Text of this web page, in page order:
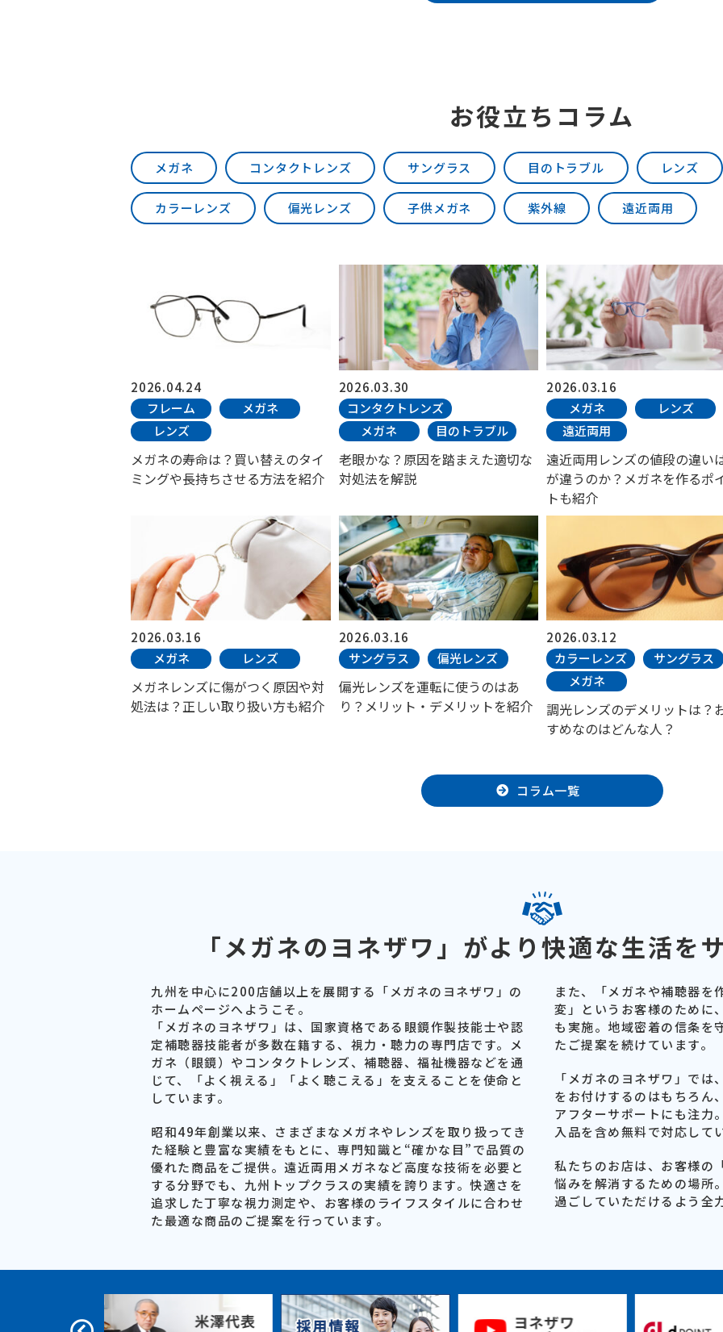
お役立ちコラム
メガネ コンタクトレンズ サングラス 目のトラブル レンズ
カラーレンズ 偏光レンズ 子供メガネ 紫外線 遠近両用
2026.04.24
フレーム
メガネ
レンズ
メガネの寿命は？買い替えのタイ
ミングや長持ちさせる方法を紹介
2026.03.30
コンタクトレンズ
メガネ
目のトラブル
老眼かな？原因を踏まえた適切な
対処法を解説
2026.03.16
メガネ
レンズ
遠近両用
遠近両用レンズの値段の違い
が違うのか？メガネを作るポ
トも紹介
2026.03.16
メガネ
レンズ
メガネレンズに傷がつく原因や対
処法は？正しい取り扱い方も紹介
2026.03.16
サングラス
偏光レンズ
偏光レンズを運転に使うのはあ
り？メリット・デメリットを紹介
2026.03.12
カラーレンズ
サングラス
メガネ
調光レンズのデメリットは？
すめなのはどんな人？
コラム一覧
「メガネのヨネザワ」がより快適な生活を
九州を中心に200店舗以上を展開する「メガネのヨネザワ」の
ホームページへようこそ。
「メガネのヨネザワ」は、国家資格である眼鏡作製技能士や認
定補聴器技能者が多数在籍する、視力・聴力の専門店です。メ
ガネ（眼鏡）やコンタクトレンズ、補聴器、福祉機器などを通
じて、「よく視える」「よく聴こえる」を支えることを使命と
しています。
昭和49年創業以来、さまざまなメガネやレンズを取り扱ってき
た経験と豊富な実績をもとに、専門知識と“確かな目”で品質の
優れた商品をご提供。遠近両用メガネなど高度な技術を必要と
する分野でも、九州トップクラスの実績を誇ります。快適さを
追求した丁寧な視力測定や、お客様のライフスタイルに合わせ
た最適な商品のご提案を行っています。
また、「メガネや補聴器を
変」というお客様のために
も実施。地域密着の信条を
たご提案を続けています。
「メガネのヨネザワ」で
をお付けするのはもちろん
アフターサポートにも注力
入品を含め無料で対応して
私たちのお店は、お客様の
悩みを解消するための場所
過ごしていただけるよう全